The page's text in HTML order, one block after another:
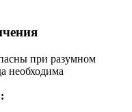
при разумном
необходима